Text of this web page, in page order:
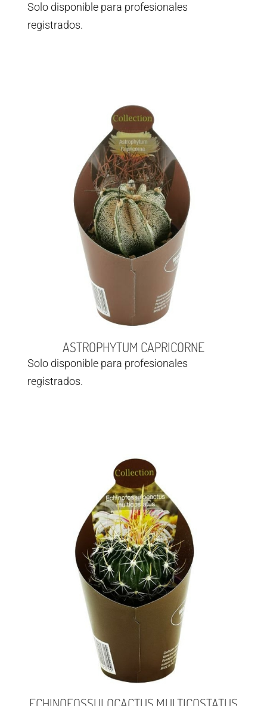
Solo disponible para profesionales
registrados.
ASTROPHYTUM CAPRICORNE
Solo disponible para profesionales
registrados.